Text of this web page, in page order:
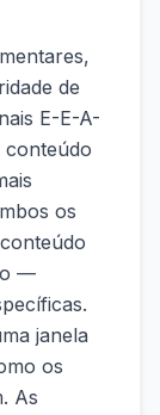
de
E-E-A-
conteúdo
os
—
janela
os
As